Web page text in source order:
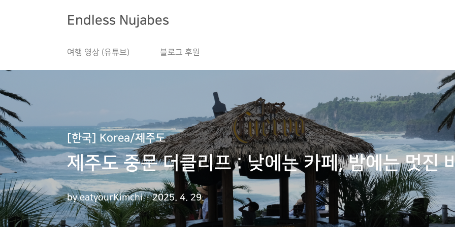
Endless Nujabes
여행 영상 (유튜브) 블로그 후원
[한국] Korea/제주도
제주도 중문 더클리프 : 낮에는 카페, 밤에는 멋진
by eatyourKimchi 2025. 4. 29.